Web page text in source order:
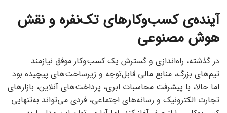
آینده‌ی کسب‌وکارهای تک‌نفره و نقش
هوش مصنوعی
در گذشته، راه‌اندازی و گسترش یک کسب‌وکار موفق نیازمند
تیم‌های بزرگ، منابع مالی قابل‌توجه و زیرساخت‌های پیچیده بود.
اما حالا، با پیشرفت محاسبات ابری، پرداخت‌های آنلاین، بازارهای
تجارت الکترونیک و رسانه‌های اجتماعی، فردی می‌تواند به‌تنهایی